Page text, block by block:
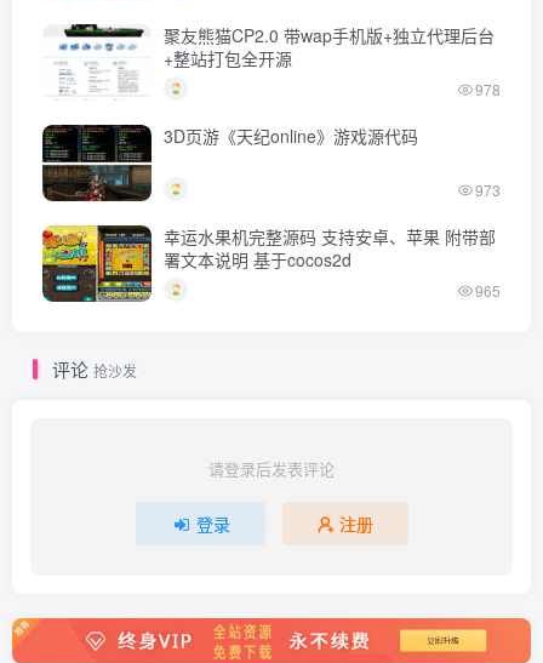
聚友熊猫CP2.0 带wap手机版+独立代理后台
+整站打包全开源
978
3D页游《天纪online》游戏源代码
973
幸运水果机完整源码 支持安卓、苹果 附带部
署文本说明 基于cocos2d
965
评论 抢沙发
请登录后发表评论
登录 注册